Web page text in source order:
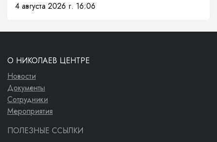
4 августа 2026 г. 16:06
О НИКОЛАЕВ ЦЕНТРЕ
Новости
Документы
Сотрудники
Мероприятия
ПОЛЕЗНЫЕ ССЫЛКИ